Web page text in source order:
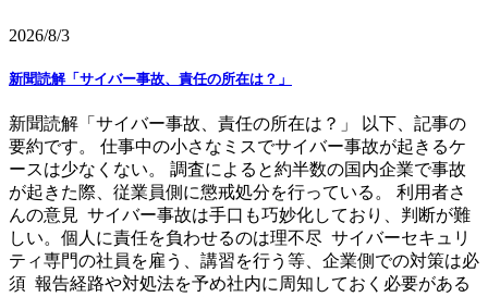
2026/8/3
新聞読解「サイバー事故、責任の所在は？」
新聞読解「サイバー事故、責任の所在は？」 以下、記事の
要約です。 仕事中の小さなミスでサイバー事故が起きるケ
ースは少なくない。 調査によると約半数の国内企業で事故
が起きた際、従業員側に懲戒処分を行っている。 利用者さ
んの意見 サイバー事故は手口も巧妙化しており、判断が難
しい。個人に責任を負わせるのは理不尽 サイバーセキュリ
ティ専門の社員を雇う、講習を行う等、企業側での対策は必
須 報告経路や対処法を予め社内に周知しておく必要がある